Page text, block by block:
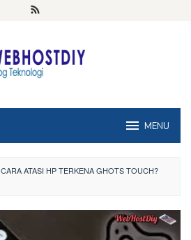
MENU
CARA ATASI HP TERKENA GHOTS TOUCH?